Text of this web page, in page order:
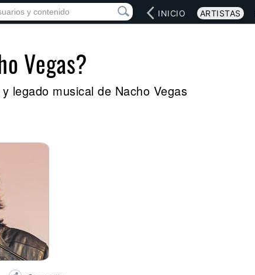
INICIO ARTISTAS
Vegas?
legado musical de Nacho Vegas